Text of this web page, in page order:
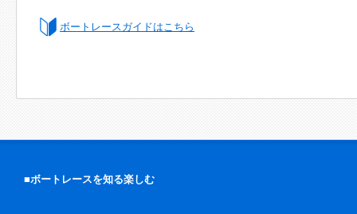
ボートレースガイドはこちら
■ボートレースを知る楽しむ